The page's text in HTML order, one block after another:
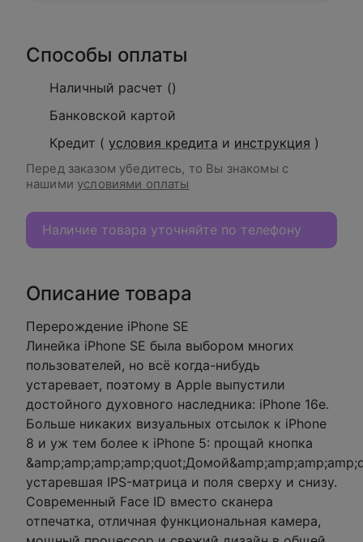
Способы оплаты
Наличный расчет ()
Банковской картой
Кредит ( условия кредита и инструкция )
Перед заказом убедитесь, то Вы знакомы с
нашими условиями оплаты
Наличие товара уточняйте по телефону
Описание товара
Перерождение iPhone SE
Линейка iPhone SE была выбором многих
пользователей, но всё когда-нибудь
устаревает, поэтому в Apple выпустили
достойного духовного наследника: iPhone 16e.
Больше никаких визуальных отсылок к iPhone
8 и уж тем более к iPhone 5: прощай кнопка
устаревшая IPS-матрица и поля сверху и снизу.
Современный Face ID вместо сканера
отпечатка, отличная функциональная камера,